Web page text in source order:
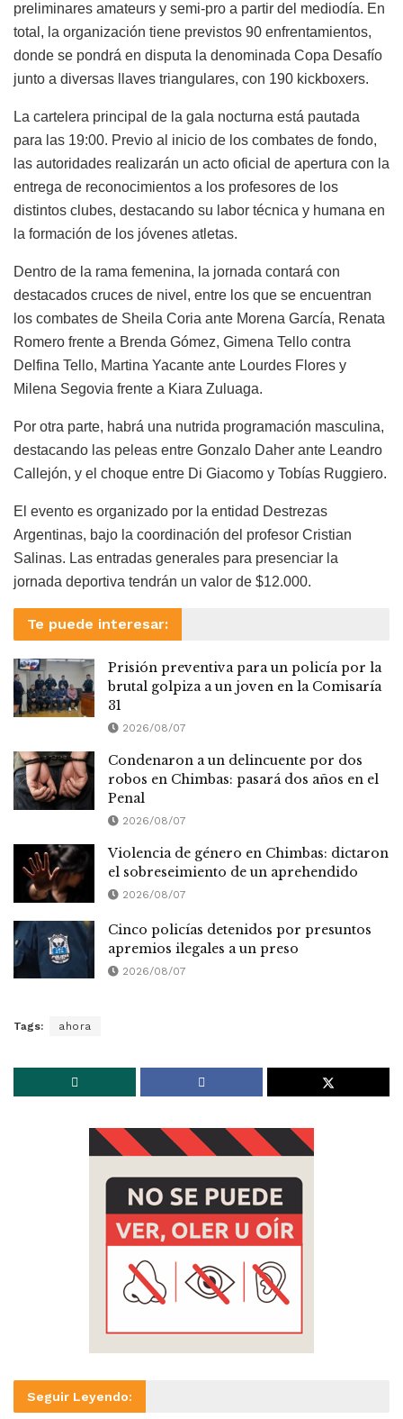
preliminares amateurs y semi-pro a partir del mediodía. En
total, la organización tiene previstos 90 enfrentamientos,
donde se pondrá en disputa la denominada Copa Desafío
junto a diversas llaves triangulares, con 190 kickboxers.
La cartelera principal de la gala nocturna está pautada
para las 19:00. Previo al inicio de los combates de fondo,
las autoridades realizarán un acto oficial de apertura con la
entrega de reconocimientos a los profesores de los
distintos clubes, destacando su labor técnica y humana en
la formación de los jóvenes atletas.
Dentro de la rama femenina, la jornada contará con
destacados cruces de nivel, entre los que se encuentran
los combates de Sheila Coria ante Morena García, Renata
Romero frente a Brenda Gómez, Gimena Tello contra
Delfina Tello, Martina Yacante ante Lourdes Flores y
Milena Segovia frente a Kiara Zuluaga.
Por otra parte, habrá una nutrida programación masculina,
destacando las peleas entre Gonzalo Daher ante Leandro
Callejón, y el choque entre Di Giacomo y Tobías Ruggiero.
El evento es organizado por la entidad Destrezas
Argentinas, bajo la coordinación del profesor Cristian
Salinas. Las entradas generales para presenciar la
jornada deportiva tendrán un valor de $12.000.
Te puede interesar:
Prisión preventiva para un policía por la
brutal golpiza a un joven en la Comisaría
31
2026/08/07
Condenaron a un delincuente por dos
robos en Chimbas: pasará dos años en el
Penal
2026/08/07
Violencia de género en Chimbas: dictaron
el sobreseimiento de un aprehendido
2026/08/07
Cinco policías detenidos por presuntos
apremios ilegales a un preso
2026/08/07
Tags: ahora
Seguir Leyendo: